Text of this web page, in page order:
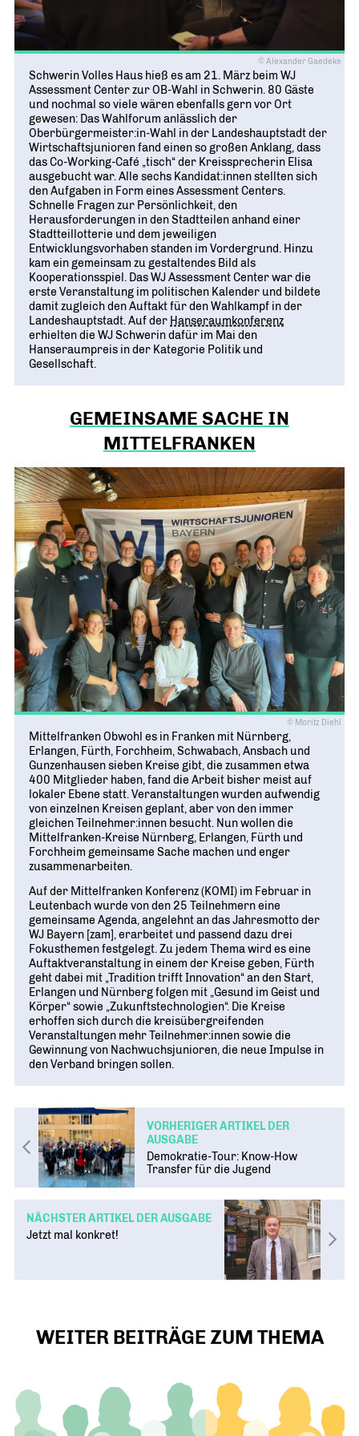
Geschichte
70 JAHRE WJD
Partner
Deutsche Industrie- und Handelskammer (DIHK)
Junior Chamber International (JCI)
G20 Young Entrepreneurs‘ Alliance
WIRTSCHAFT TRIFFT POLITIK
WJD Training
WJD TRAINING
Ein Tag Azubi
BERUFSEINSTIEG ERLEICHTERN
Wirtschaftswissen im Wettbewerb (w³)
WIRTSCHAFTSQUIZ FÜR SCHÜLER
CYE
CREATIVE YOUNG ENTREPRENEUR
Beruf und Familie
Energie und Nachhaltigkeit
POSITIONSPAPIERE, BROSCHÜREN
Magazin
DIE JUNGE WIRTSCHAFT © Alexander Gaedeke
Schwerin Volles Haus hieß es am 21. März beim WJ
Assessment Center zur OB-Wahl in Schwerin. 80 Gäste
und nochmal so viele wären ebenfalls gern vor Ort
gewesen: Das Wahlforum anlässlich der
Oberbürgermeister:in-Wahl in der Landeshauptstadt der
Wirtschaftsjunioren fand einen so großen Anklang, dass
das Co-Working-Café „tisch“ der Kreissprecherin Elisa
ausgebucht war. Alle sechs Kandidat:innen stellten sich
den Aufgaben in Form eines Assessment Centers.
Schnelle Fragen zur Persönlichkeit, den
Herausforderungen in den Stadtteilen anhand einer
Stadtteillotterie und dem jeweiligen
Entwicklungsvorhaben standen im Vordergrund. Hinzu
kam ein gemeinsam zu gestaltendes Bild als
Kooperationsspiel. Das WJ Assessment Center war die
erste Veranstaltung im politischen Kalender und bildete
damit zugleich den Auftakt für den Wahlkampf in der
Landeshauptstadt. Auf der Hanseraumkonferenz
erhielten die WJ Schwerin dafür im Mai den
Hanseraumpreis in der Kategorie Politik und
Gesellschaft.
GEMEINSAME SACHE IN
MITTELFRANKEN
© Moritz Diehl
Mittelfranken Obwohl es in Franken mit Nürnberg,
Erlangen, Fürth, Forchheim, Schwabach, Ansbach und
Gunzenhausen sieben Kreise gibt, die zusammen etwa
400 Mitglieder haben, fand die Arbeit bisher meist auf
lokaler Ebene statt. Veranstaltungen wurden aufwendig
von einzelnen Kreisen geplant, aber von den immer
gleichen Teilnehmer:innen besucht. Nun wollen die
Mittelfranken-Kreise Nürnberg, Erlangen, Fürth und
Forchheim gemeinsame Sache machen und enger
zusammenarbeiten.
Auf der Mittelfranken Konferenz (KOMI) im Februar in
Leutenbach wurde von den 25 Teilnehmern eine
gemeinsame Agenda, angelehnt an das Jahresmotto der
WJ Bayern [zam], erarbeitet und passend dazu drei
Fokusthemen festgelegt. Zu jedem Thema wird es eine
Auftaktveranstaltung in einem der Kreise geben, Fürth
geht dabei mit „Tradition trifft Innovation“ an den Start,
Erlangen und Nürnberg folgen mit „Gesund im Geist und
Körper“ sowie „Zukunftstechnologien“. Die Kreise
erhoffen sich durch die kreisübergreifenden
Veranstaltungen mehr Teilnehmer:innen sowie die
Gewinnung von Nachwuchsjunioren, die neue Impulse in
den Verband bringen sollen.
VORHERIGER ARTIKEL DER
AUSGABE
Demokratie-Tour: Know-How
Transfer für die Jugend
NÄCHSTER ARTIKEL DER AUSGABE
Jetzt mal konkret!
WEITER BEITRÄGE ZUM THEMA